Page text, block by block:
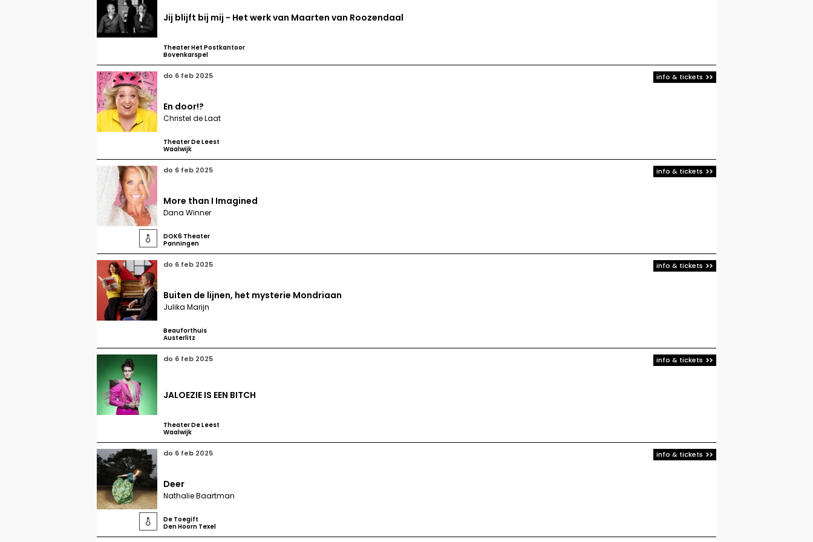
Jij blijft bij mij - Het werk van Maarten van Roozendaal
Theater Het Postkantoor
Bovenkarspel
do 6 feb 2025
En door!?
Christel de Laat
Theater De Leest
Waalwijk
info & tickets

do 6 feb 2025
More than I Imagined
Dana Winner
DOK6 Theater
Panningen
info & tickets
do 6 feb 2025
Buiten de lijnen, het mysterie Mondriaan
Julika Marijn
Beauforthuis
Austerlitz
info & tickets
do 6 feb 2025
JALOEZIE IS EEN BITCH
Theater De Leest
Waalwijk
info & tickets

do 6 feb 2025
Deer
Nathalie Baartman
De Toegift
Den Hoorn Texel
info & tickets